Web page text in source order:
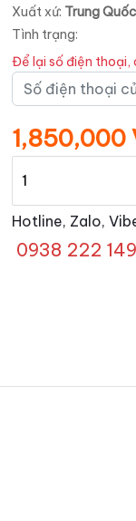
Xuất xứ: Trung Quốc
Tình trạng:
Để lại số điện thoại,
1,850,000
Hotline, Zalo,
0938 222 149